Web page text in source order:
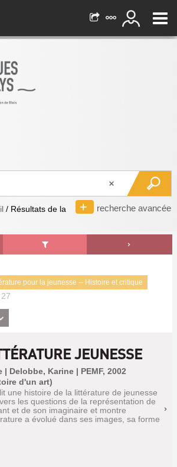
recherche avancée
/ Résultats de la
pour la jeunesse -- Histoire et critique
JEUNESSE
| Delobbe, Karine | PEMF, 2002
d'un art)
une histoire de la littérature de jeunesse
les questions de la représentation de
et de son imaginaire et montre
a évolué dans ses images, sa forme